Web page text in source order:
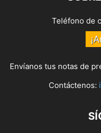
Teléfono de
Envíanos tus notas de
Contáctenos: